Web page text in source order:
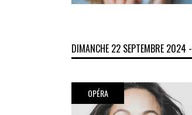
DIMANCHE 22 SEPTEMBRE 2024 -
OPÉRA